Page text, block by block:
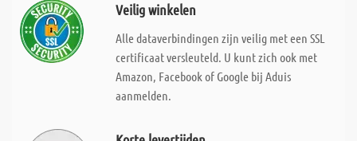
Veilig winkelen
Alle dataverbindingen zijn veilig met een SSL
certificaat versleuteld. U kunt zich ook met
Amazon, Facebook of Google bij Aduis
aanmelden.